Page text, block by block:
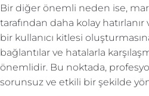
Bir diğer önemli neden ise,
tarafından daha kolay
bir kullanıcı kitlesi
bağlantılar ve hatalarla
önemlidir. Bu noktada,
sorunsuz ve etkili bir şekilde